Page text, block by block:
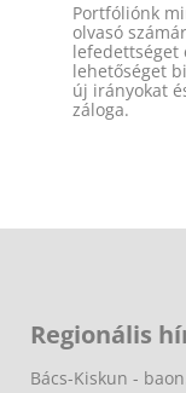
Portfóliónk
olvasó
lefedettséget
lehetőséget
új irányokat
záloga.
Regionális
Bács-Kiskun -